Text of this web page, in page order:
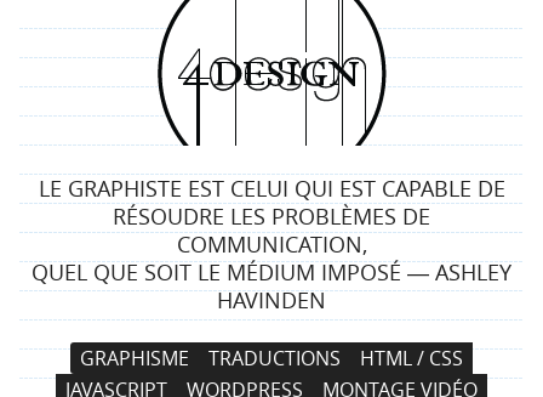
4
d
e
s
i
g
n
LE GRAPHISTE EST CELUI QUI EST CAPABLE DE
RÉSOUDRE LES PROBLÈMES DE
COMMUNICATION,
QUEL QUE SOIT LE MÉDIUM IMPOSÉ ― ASHLEY
HAVINDEN
N
a
A
l
GRAPHISME TRADUCTIONS
HTML / CSS
JAVASCRIPT
WORDPRESS
MONTAGE VIDÉO